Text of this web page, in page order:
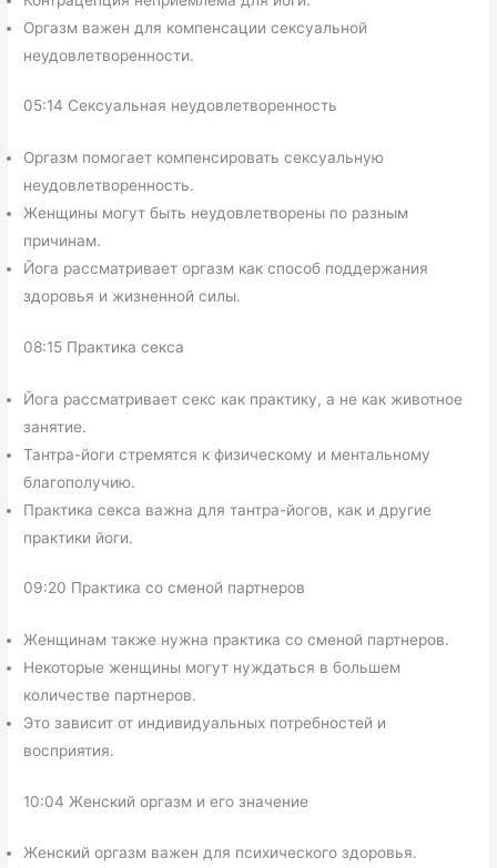
Оргазм важен для компенсации сексуальной
неудовлетворенности.
05:14 Сексуальная неудовлетворенность
Оргазм помогает компенсировать сексуальную
неудовлетворенность.
Женщины могут быть неудовлетворены по разным
причинам.
Йога рассматривает оргазм как способ поддержания
здоровья и жизненной силы.
08:15 Практика секса
Йога рассматривает секс как практику, а не как животное
занятие.
Тантра-йоги стремятся к физическому и ментальному
благополучию.
Практика секса важна для тантра-йогов, как и другие
практики йоги.
09:20 Практика со сменой партнеров
Женщинам также нужна практика со сменой партнеров.
Некоторые женщины могут нуждаться в большем
количестве партнеров.
Это зависит от индивидуальных потребностей и
восприятия.
10:04 Женский оргазм и его значение
Женский оргазм важен для психического здоровья.